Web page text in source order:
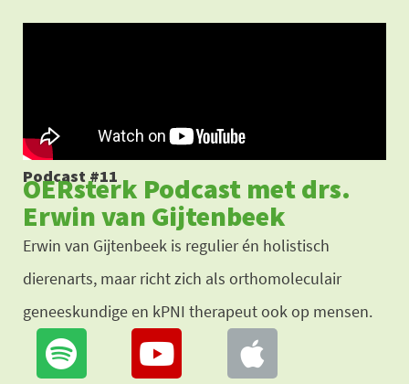
Podcast #11
OERsterk Podcast met drs.
Erwin van Gijtenbeek
Erwin van Gijtenbeek is regulier én holistisch
dierenarts, maar richt zich als orthomoleculair
geneeskundige en kPNI therapeut ook op mensen.